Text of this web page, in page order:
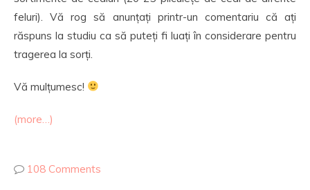
feluri). Vă rog să anunțați printr-un comentariu că ați
răspuns la studiu ca să puteți fi luați în considerare pentru
tragerea la sorți.
Vă mulțumesc!
(more…)
108 Comments